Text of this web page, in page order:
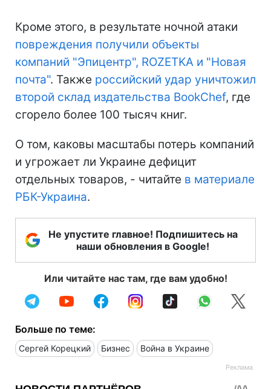
Кроме этого, в результате ночной атаки
повреждения получили объекты
компаний "Эпицентр", ROZETKA и "Новая
почта". Также российский удар уничтожил
второй склад издательства BookChef, где
сгорело более 100 тысяч книг.
О том, каковы масштабы потерь компаний
и угрожает ли Украине дефицит
отдельных товаров, - читайте в материале
РБК-Украина.
Не упустите главное! Подпишитесь на
наши обновления в Google!
Или читайте нас там, где вам удобно!
Больше по теме:
Сергей Корецкий Бизнес Война в Украине